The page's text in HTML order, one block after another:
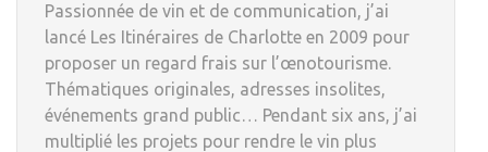
Passionnée de vin et de communication, j’ai
lancé Les Itinéraires de Charlotte en 2009 pour
proposer un regard frais sur l’œnotourisme.
Thématiques originales, adresses insolites,
événements grand public… Pendant six ans, j’ai
multiplié les projets pour rendre le vin plus